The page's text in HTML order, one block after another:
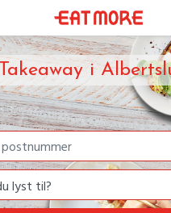
Takeaway i